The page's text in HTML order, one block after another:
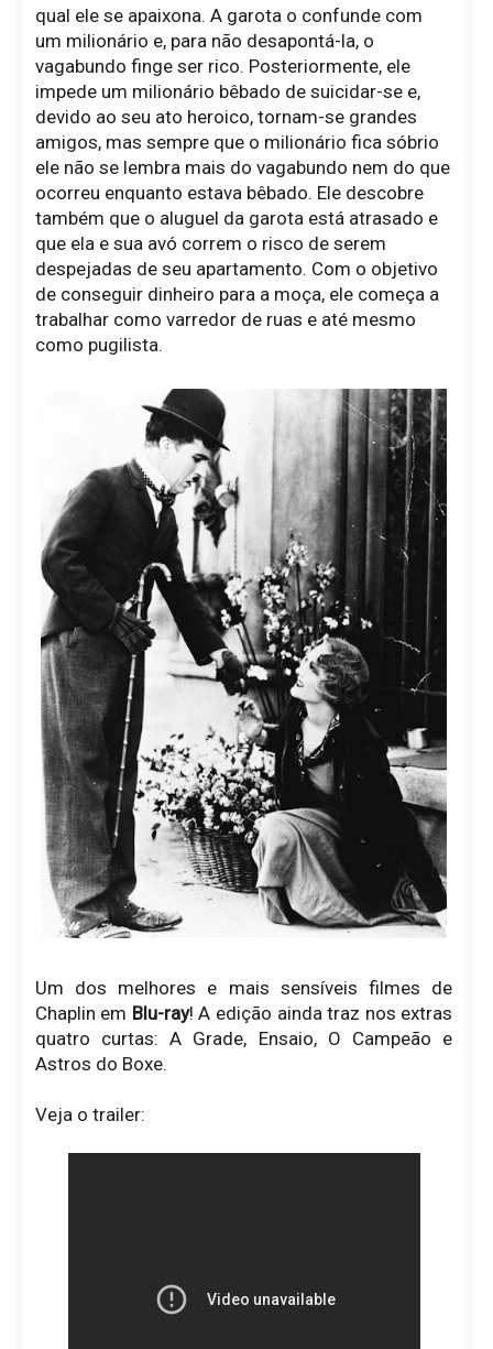
qual ele se apaixona. A garota o confunde com
um milionário e, para não desapontá-la, o
vagabundo finge ser rico. Posteriormente, ele
impede um milionário bêbado de suicidar-se e,
devido ao seu ato heroico, tornam-se grandes
amigos, mas sempre que o milionário fica sóbrio
ele não se lembra mais do vagabundo nem do que
ocorreu enquanto estava bêbado. Ele descobre
também que o aluguel da garota está atrasado e
que ela e sua avó correm o risco de serem
despejadas de seu apartamento. Com o objetivo
de conseguir dinheiro para a moça, ele começa a
trabalhar como varredor de ruas e até mesmo
como pugilista.
Um dos melhores e mais sensíveis filmes de
Chaplin em Blu-ray! A edição ainda traz nos extras
quatro curtas: A Grade, Ensaio, O Campeão e
Astros do Boxe.
Veja o trailer: